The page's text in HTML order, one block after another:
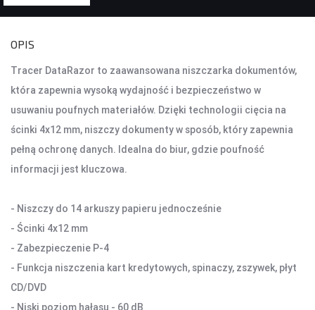
GAMEPADY
AKCESORIA DO NOTEBOOKA
STACJE CHŁODZĄCE
ZASILACZE
KAMERY PC
KAMERY SAMOCHODOWE
OPIS
Tracer DataRazor to zaawansowana niszczarka dokumentów,
która zapewnia wysoką wydajność i bezpieczeństwo w
usuwaniu poufnych materiałów. Dzięki technologii cięcia na
ścinki 4x12 mm, niszczy dokumenty w sposób, który zapewnia
pełną ochronę danych. Idealna do biur, gdzie poufność
informacji jest kluczowa.
- Niszczy do 14 arkuszy papieru jednocześnie
- Ścinki 4x12 mm
- Zabezpieczenie P-4
- Funkcja niszczenia kart kredytowych, spinaczy, zszywek, płyt
CD/DVD
- Niski poziom hałasu - 60 dB